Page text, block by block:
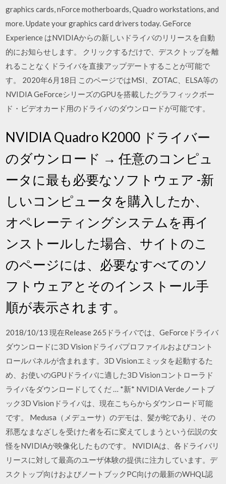
graphics cards, nForce motherboards, Quadro workstations, and
more. Update your graphics card drivers today. GeForce
Experience はNVIDIAからの新しいドライバのリリースを自動
的にお知らせします。 クリックするだけで、デスクトップを離
れることなくドライバを直接アップデートすることが可能で
す。 2020年6月18日 このページではMSI、ZOTAC、ELSA等の
NVIDIA GeForceシリーズのGPUを搭載したグラフィックボー
ド・ビデオカード用のドライバのダウンロードが可能です。
NVIDIA Quadro K2000 ドライバー
のダウンロード → 任意のコンピュ
ータに最も必要なソフトウェア -新
しいコンピュータを購入したか、
オペレーティングシステムを再イ
ンストールした場合、サイトのこ
のページには、必要なすべてのソ
フトウェアとそのインストール手
順が表示されます。
2018/10/13 現在Release 265ドライバでは、GeForceドライバ
ダウンロードに3D Visionドライバプロファイルおよびコント
ロールパネルが含まれます。3D Visionエミッタを起動するた
め、お使いのGPUドライバに適した3D Visionコントローラド
ライバをダウンロードしてくだ … *新* NVIDIA Verdeノートブ
ック3D Visionドライバは、現在こちらからダウンロード可能
です。 Medusa（メデューサ）のデモは、髪が蛇であり、その
邪悪なまなざしを受けた者を石に変えてしまうという伝説の女
怪をNVIDIAが映像化したものです。 NVIDIAは、各ドライバリ
リースに対して最高のユーザ体験の提供に注力しています。デ
スクトップ向けおよびノートブックPC向けの最新のWHQL認